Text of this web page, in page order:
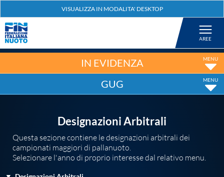
Nuoto
Artistico
IN EVIDENZA
GUG
Designazioni Arbitrali
Questa sezione contiene le designazioni arbitrali dei
campionati maggiori di pallanuoto.
Selezionare l'anno di proprio interesse dal relativo menu.